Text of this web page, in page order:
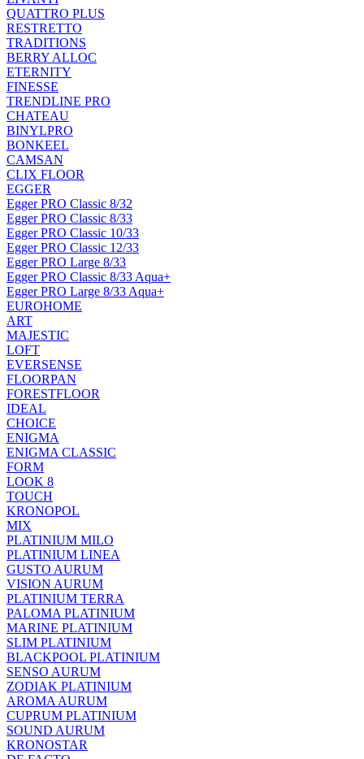
QUATTRO PLUS
RESTRETTO
TRADITIONS
BERRY ALLOC
ETERNITY
FINESSE
TRENDLINE PRO
CHATEAU
BINYLPRO
BONKEEL
CAMSAN
CLIX FLOOR
EGGER
Egger PRO Classic 8/32
Egger PRO Classic 8/33
Egger PRO Classic 10/33
Egger PRO Classic 12/33
Egger PRO Large 8/33
Egger PRO Classic 8/33 Aqua+
Egger PRO Large 8/33 Aqua+
EUROHOME
ART
MAJESTIC
LOFT
EVERSENSE
FLOORPAN
FORESTFLOOR
IDEAL
CHOICE
ENIGMA
ENIGMA CLASSIC
FORM
LOOK 8
TOUCH
KRONOPOL
MIX
PLATINIUM MILO
PLATINIUM LINEA
GUSTO AURUM
VISION AURUM
PLATINIUM TERRA
PALOMA PLATINIUM
MARINE PLATINIUM
SLIM PLATINIUM
BLACKPOOL PLATINIUM
SENSO AURUM
ZODIAK PLATINIUM
AROMA AURUM
CUPRUM PLATINIUM
SOUND AURUM
KRONOSTAR